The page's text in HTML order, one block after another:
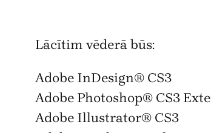
Lācītim vēderā būs:
Adobe InDesign® CS3
Adobe Photoshop® CS3
Adobe Illustrator® CS3